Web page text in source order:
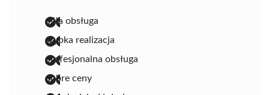
miła obsługa
szybka realizacja
profesjonalna obsługa
dobre ceny